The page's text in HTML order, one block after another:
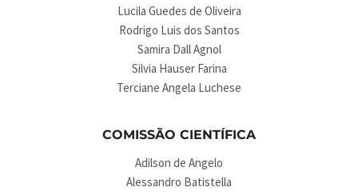
Lucila Guedes de Oliveira
Rodrigo Luis dos Santos
Samira Dall Agnol
Silvia Hauser Farina
Terciane Angela Luchese
COMISSÃO CIENTÍFICA
Adilson de Angelo
Alessandro Batistella